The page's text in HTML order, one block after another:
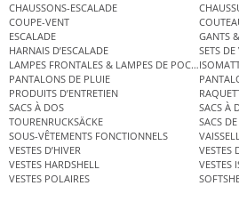
CHAUSSONS-ESCALADE
COUPE-VENT
ESCALADE
GANTS
HARNAIS D’ESCALADE
SETS
LAMPES FRONTALES & LAMPES DE POCHE
PANTALONS DE PLUIE
PRODUITS D’ENTRETIEN
SACS À DOS
SACS À
TOURENRUCKSÄCKE
SACS
SOUS-VÊTEMENTS FONCTIONNELS
VESTES D’HIVER
VESTES
VESTES HARDSHELL
VESTES
VESTES POLAIRES